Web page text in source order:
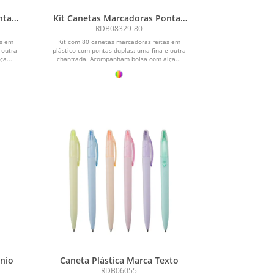
em
Kit Canetas Marcadoras Pontas
Duplas com 80 Cores
RDB08329-80
Kit com 80 canetas marcadoras feitas em
plástico com pontas duplas: uma fina e outra
chanfrada. Acompanham bolsa com alça...
Caneta Plástica Marca Texto
RDB06055